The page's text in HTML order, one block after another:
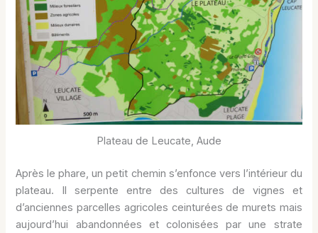
Plateau de Leucate, Aude
Après le phare, un petit chemin s’enfonce vers l’intérieur du
plateau. Il serpente entre des cultures de vignes et
d’anciennes parcelles agricoles ceinturées de murets mais
aujourd’hui abandonnées et colonisées par une strate